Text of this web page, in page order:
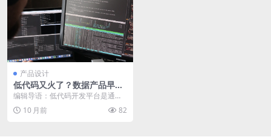
产品设计
低代码又火了？数据产品早就
开始低代码了！
编辑导语：低代码开发平台是通过
少量代码就可以快速生成应用程序
的开发平台。最近许多...
10 月前 82